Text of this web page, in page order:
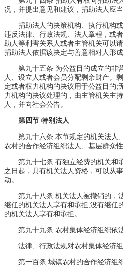
况，并提出意见和建议，捐助法人应
捐助法人的决策机构、执行机构
违反法律、行政法规、法人章程，或
助人等利害关系人或者主管机关可以
捐助法人依据该决定与善意相对人形
第九十五条 为公益目的成立的非
人、设立人或者会员分配剩余财产。
定或者权力机构的决议用于公益目的;
力机构的决议处理的，由主管机关主
人，并向社会公告。
第四节 特别法人
第九十六条 本节规定的机关法人
农村的合作经济组织法人、基层群众
第九十七条 有独立经费的机关和
之日起，具有机关法人资格，可以从
动。
第九十八条 机关法人被撤销的，
继任的机关法人享有和承担;没有继任
的机关法人享有和承担。
第九十九条 农村集体经济组织依
法律、行政法规对农村集体经济
第一百条 城镇农村的合作经济组